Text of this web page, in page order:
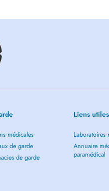
médicales
de garde
de garde
Liens utiles
Laboratoires
Annuaire
paramédical